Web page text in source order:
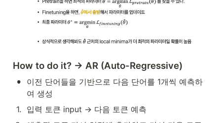
How to do it? → AR (Auto-Regressive)
•
이전 단어들을 기반으로 다음 단어를 1개씩 예측하
여 생성
1.
입력 토큰 input → 다음 토큰 예측